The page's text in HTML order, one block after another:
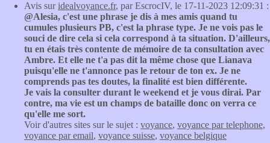
Avis suridealvoyance.fr, par EscrocIV, le 17-11-2023 12:09:31 :
@Alesia, c'est une phrase je dis à mes amis quand tu
cumules plusieurs PB, c'est la phrase type. Je ne vois pas le
souci de dire cela si cela correspond à ta situation. D'ailleurs,
tu en étais très contente de mémoire de ta consultation avec
Ambre. Et elle ne t'a pas dit la même chose que Lianava
puisqu'elle ne t'annonce pas le retour de ton ex. Je ne
comprends pas tes doutes, la finalité est bien différente.
Je vais la consulter durant le weekend et je vous dirai. Par
contre, ma vie est un champs de bataille donc on verra ce
qu'elle me sort.
Voir d'autres sites sur le sujet : voyance, voyance par telephone,
voyance par email, voyance suisse, voyance belgique